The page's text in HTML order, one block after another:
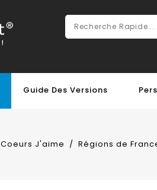
Guide Des Versions
Coeurs J'aime Régions de